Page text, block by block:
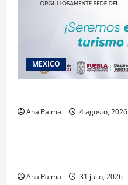
MEXICO
Ana Palma 4 agosto, 2026
Estados
Ana Palma 31 julio, 2026
MEXICO